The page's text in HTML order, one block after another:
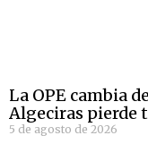
La OPE cambia
Algeciras pierde
5 de agosto de 2026